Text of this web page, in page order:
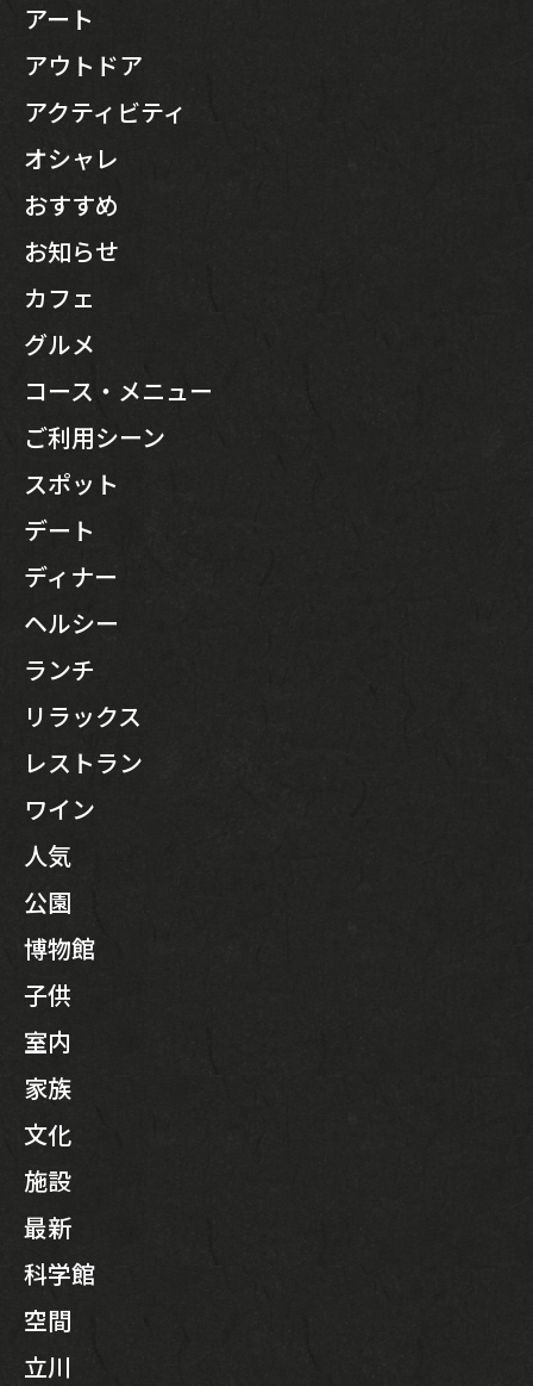
アート
アウトドア
アクティビティ
オシャレ
おすすめ
お知らせ
カフェ
グルメ
コース・メニュー
ご利用シーン
スポット
デート
ディナー
ヘルシー
ランチ
リラックス
レストラン
ワイン
人気
公園
博物館
子供
室内
家族
文化
施設
最新
科学館
空間
立川